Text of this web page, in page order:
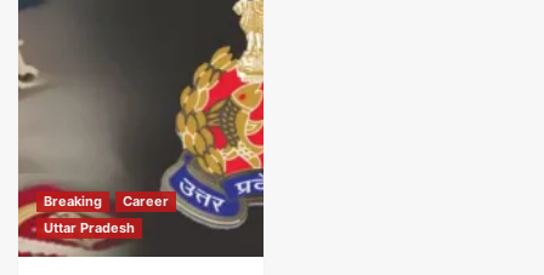
Breaking
Career
Uttar Pradesh